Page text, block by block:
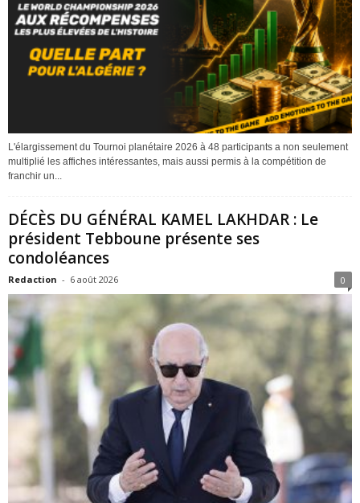
L'élargissement du Tournoi planétaire 2026 à 48 participants a non seulement
multiplié les affiches intéressantes, mais aussi permis à la compétition de
franchir un...
DÉCÈS DU GÉNÉRAL KAMEL LAKHDAR : Le
président Tebboune présente ses
condoléances
Redaction - 6 août 2026 0